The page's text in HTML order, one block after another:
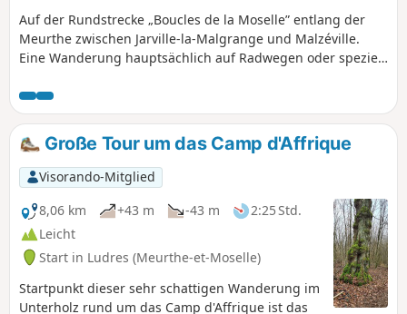
Auf der Rundstrecke „Boucles de la Moselle” entlang der
Meurthe zwischen Jarville-la-Malgrange und Malzéville.
Eine Wanderung hauptsächlich auf Radwegen oder speziell
Meurthe mit ihren Vögeln zu entdecken, vorbei an den
alten Mühlen von Nancy und dem historischen Denkmal „La
Douera” in Malzéville.
Große Tour um das Camp d'Affrique
Visorando-Mitglied
8,06 km
+43 m -43 m
2:25 Std.
Leicht
Start in Ludres (Meurthe-et-Moselle)
Startpunkt dieser sehr schattigen Wanderung im
Unterholz rund um das Camp d'Affrique ist das